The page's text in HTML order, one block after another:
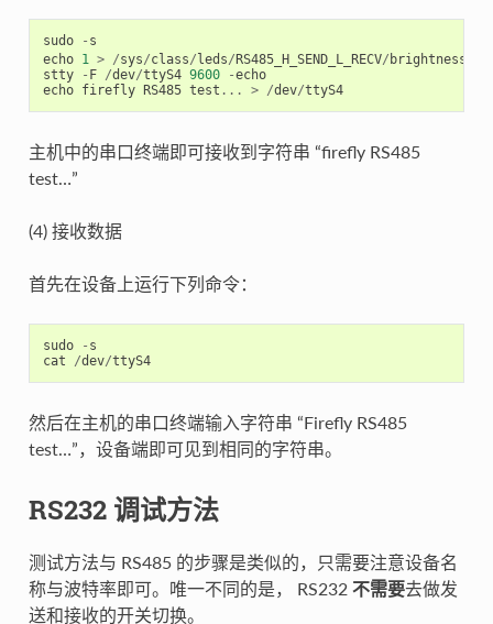
sudo - s
echo 1 > /sys/class/leds/RS485_H_SEND_L_RECV/ brightness
stty
- F /dev/ttyS4 9600 -echo
echo firefly RS485 test ... > /dev/ttyS4
主机中的串口终端即可接收到字符串 “firefly RS485
test…”
(4) 接收数据
首先在设备上运行下列命令：
sudo - s
cat
/dev/ttyS4
然后在主机的串口终端输入字符串 “Firefly RS485
test…”，设备端即可见到相同的字符串。
RS232 调试方法
测试方法与 RS485 的步骤是类似的，只需要注意设备名
称与波特率即可。唯一不同的是， RS232 不需要去做发
送和接收的开关切换。